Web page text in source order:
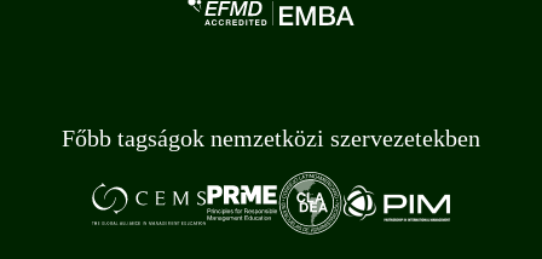
Főbb tagságok nemzetközi szervezetekben